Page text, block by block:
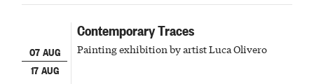
07 AUG
17 AUG
Contemporary Traces
Painting exhibition by artist Luca Olivero